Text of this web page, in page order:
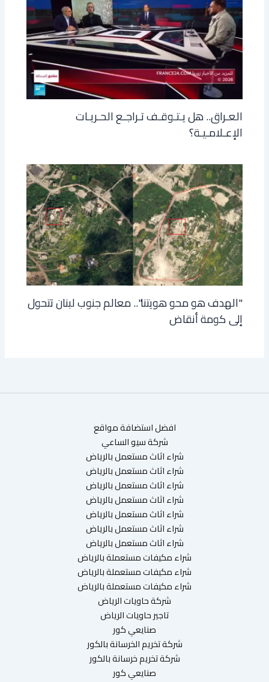
العـراق.. هل يـتـوقـف تـراجـع الحـريـات
الإعـلامـيـة؟
"الهدف هو محو هويتنا".. معالم جنوب لبنان تتحول
إلى كومة أنقاض
افضل استضافة مواقع
شركة سيو الساعي
شراء اثاث مستعمل بالرياض
شراء اثاث مستعمل بالرياض
شراء اثاث مستعمل بالرياض
شراء اثاث مستعمل بالرياض
شراء اثاث مستعمل بالرياض
شراء اثاث مستعمل بالرياض
شراء اثاث مستعمل بالرياض
شراء مكيفات مستعملة بالرياض
شراء مكيفات مستعملة بالرياض
شراء مكيفات مستعملة بالرياض
شركة حاويات الرياض
تاجير حاويات الرياض
صنايعي كور
شركة تخريم الخرسانة بالكور
شركة تخريم خرسانة بالكور
صنايعي كور